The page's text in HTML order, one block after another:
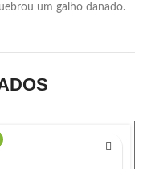
um galho danado.